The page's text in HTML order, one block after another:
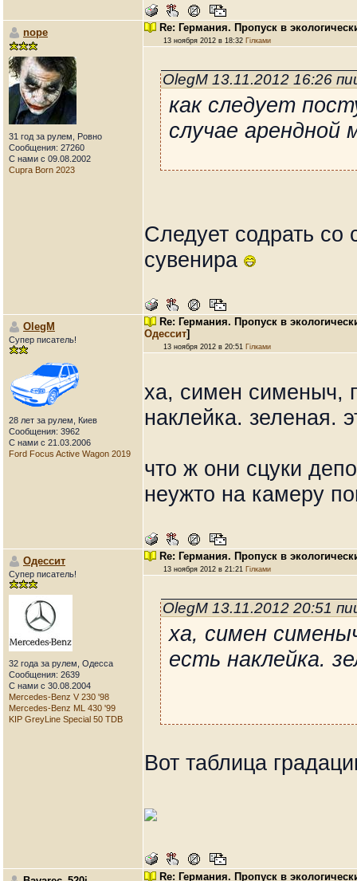
nope
31 год за рулем, Ровно
Сообщения: 27260
С нами с 09.08.2002
Cupra Born 2023
Re: Германия. Пропуск в
13 ноября 2012 в 18:32 Гілками
OlegM 13.11.2012 16:26
как следует
случае арендной
Следует содрать со
сувенира
OlegM
Супер писатель!
28 лет за рулем, Киев
Сообщения: 3962
С нами с 21.03.2006
Ford Focus Active Wagon 2019
Re: Германия. Пропуск в
Одессит]
13 ноября 2012 в 20:51 Гілками
ха, симен сименыч,
наклейка. зеленая.
что ж они сцуки
неужто на камеру
Одессит
Супер писатель!
32 года за рулем, Одесса
Сообщения: 2639
С нами с 30.08.2004
Mercedes-Benz V 230 '98
Mercedes-Benz ML 430 '99
KIP GreyLine Special 50 TDB
Re: Германия. Пропуск в
13 ноября 2012 в 21:21 Гілками
OlegM 13.11.2012 20:51
ха, симен
есть наклейка.
Вот таблица
Re: Германия. Пропуск в